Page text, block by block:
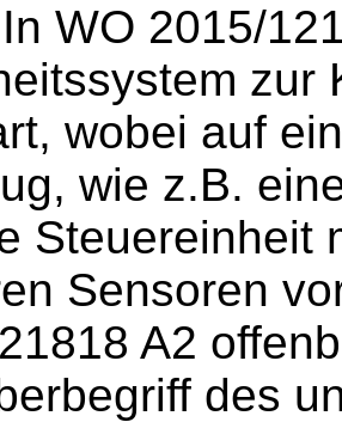
In WO 2015/
zur
wobei auf
wie z.B.
Steuereinheit
Sensoren
A2
des